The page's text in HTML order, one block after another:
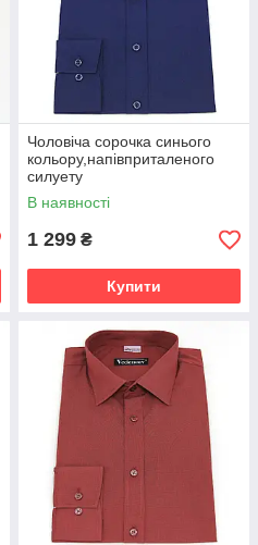
Чоловіча сорочка синього
кольору,напівприталеного
силуету
В наявності
1 299 ₴
Купити